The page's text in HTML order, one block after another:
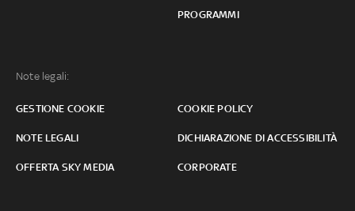
PROGRAMMI
Note legali:
GESTIONE COOKIE COOKIE POLICY
NOTE LEGALI DICHIARAZIONE DI ACCESSIBILITÀ
OFFERTA SKY MEDIA CORPORATE